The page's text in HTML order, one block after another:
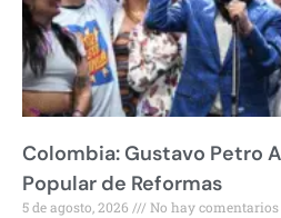
Colombia: Gustavo Petro
Popular de Reformas
5 de agosto, 2026 No hay comentarios